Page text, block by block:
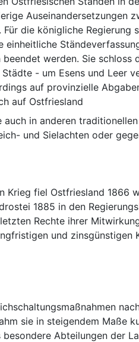
Auseinandersetzungen
die königliche
einheitliche
werden. Sie
- um Esens und Leer
auf provinzielle
auf Ostfriesland
in anderen
Krieg fiel Ostfriesland 1866
1885 in den
Rechte ihrer
und
sie in steigendem Maße
Abteilungen der